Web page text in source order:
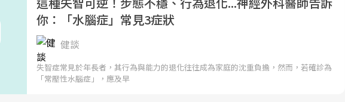
你：「水腦症」常見3症狀
健談
失智症常見於年長者，其行為與能力的退化往往成為家庭的沈重負擔，然而，若確診為
「常壓性水腦症」，應及早
面對超高齡社會的浪潮，台灣正在快速邁
向「健康照護」的新時代。隨著國家政策
心議題。然而，健檢不只是醫療院所的服